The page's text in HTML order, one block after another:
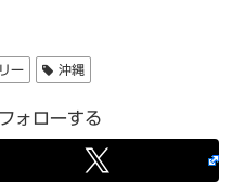
ー 沖縄
ォローする